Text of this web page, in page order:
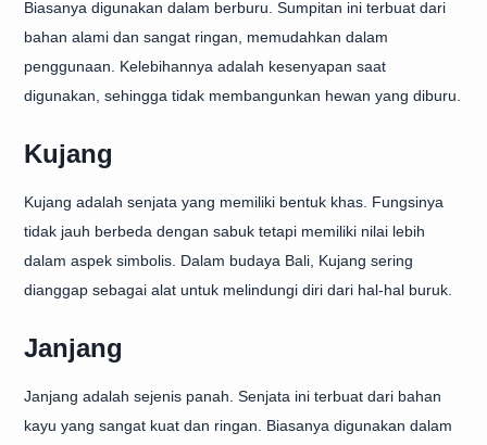
Biasanya digunakan dalam berburu. Sumpitan ini terbuat dari
bahan alami dan sangat ringan, memudahkan dalam
penggunaan. Kelebihannya adalah kesenyapan saat
digunakan, sehingga tidak membangunkan hewan yang diburu.
Kujang
Kujang adalah senjata yang memiliki bentuk khas. Fungsinya
tidak jauh berbeda dengan sabuk tetapi memiliki nilai lebih
dalam aspek simbolis. Dalam budaya Bali, Kujang sering
dianggap sebagai alat untuk melindungi diri dari hal-hal buruk.
Janjang
Janjang adalah sejenis panah. Senjata ini terbuat dari bahan
kayu yang sangat kuat dan ringan. Biasanya digunakan dalam